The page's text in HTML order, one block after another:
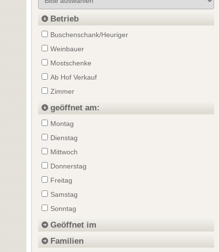
Betrieb
Buschenschank/Heuriger
Weinbauer
Mostschenke
Ab Hof Verkauf
Zimmer
geöffnet am:
Montag
Dienstag
Mittwoch
Donnerstag
Freitag
Samstag
Sonntag
Geöffnet im
Familien